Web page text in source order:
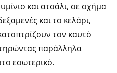
και ατσάλι, σε σχήμα
και το κελάρι,
τον καυτό
παράλληλα
εσωτερικό.